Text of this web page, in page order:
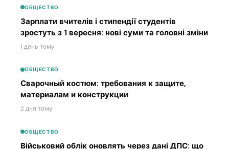
ОБЩЕСТВО
Зарплати вчителів і стипендії студентів
зростуть з 1 вересня: нові суми та головні зміни
1 день тому
ОБЩЕСТВО
Сварочный костюм: требования к защите,
материалам и конструкции
2 дня тому
ОБЩЕСТВО
Військовий облік оновлять через дані ДПС: що